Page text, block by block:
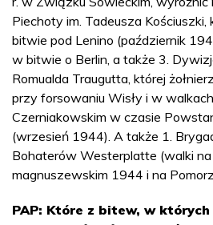
Piechoty im. Tadeusza Kościuszki,
bitwie pod Lenino (październik
w bitwie o Berlin, a także 3.
Romualda Traugutta, której
przy forsowaniu Wisły i w
Czerniakowskim w czasie
(wrzesień 1944). A także 1.
Bohaterów Westerplatte (walki
magnuszewskim 1944 i na
PAP: Które z bitew, w